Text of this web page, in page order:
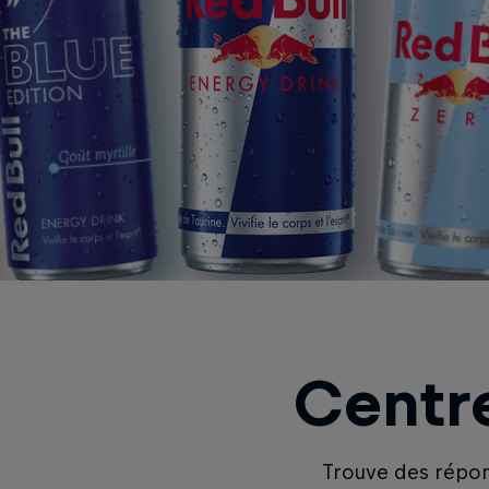
Trouve des